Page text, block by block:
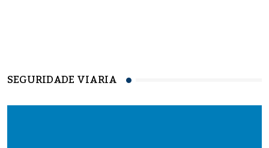
SEGURIDADE VIARIA